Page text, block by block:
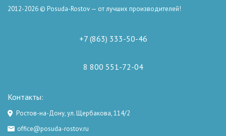
2012-2026 © Posuda-Rostov — от лучших производителей!
+7 (863) 333-50-46
8 800 551-72-04
Контакты:
Ростов-на-Дону, ул. Щербакова, 114/2
office@posuda-rostov.ru